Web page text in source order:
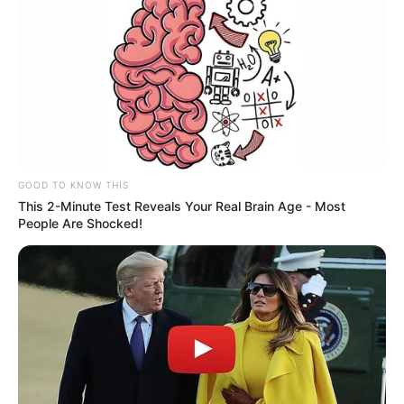
22:04 / 06 Avqust 2026
Paytaxtın bu ərazilərindəqaz olmayacaq
21:43 / 06 Avqust 2026 CƏMİYYƏT
Əhalinin diqqətinə! Bu tarixdən havalar
GOOD TO KNOW THIS
This 2-Minute Test Reveals Your Real Brain Age - Most
People Are Shocked!